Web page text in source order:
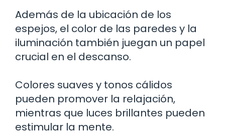
Además de la ubicación de los
espejos, el color de las paredes y la
iluminación también juegan un papel
crucial en el descanso.
Colores suaves y tonos cálidos
pueden promover la relajación,
mientras que luces brillantes pueden
estimular la mente.